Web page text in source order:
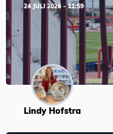
24 JULI 2026 - 11:59
Lindy Hofstra